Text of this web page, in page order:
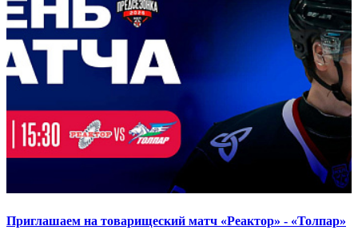
Приглашаем на товарищеский матч «Реактор» - «Толпар»